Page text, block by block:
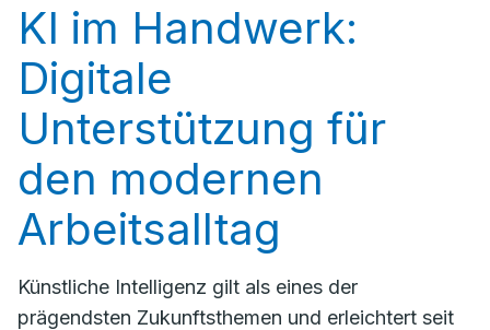
KI im Handwerk:
Digitale
Unterstützung für
den modernen
Arbeitsalltag
Künstliche Intelligenz gilt als eines der
prägendsten Zukunftsthemen und erleichtert seit